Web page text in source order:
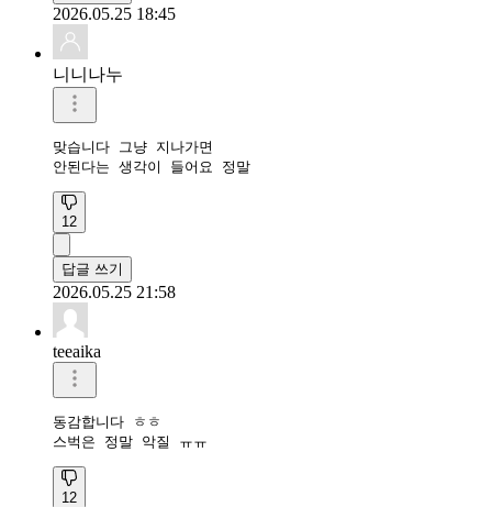
2026.05.25 18:45
니니나누
맞습니다 그냥 지나가면
안된다는 생각이 들어요 정말
12
답글 쓰기
2026.05.25 21:58
teeaika
동감합니다 ㅎㅎ
스벅은 정말 악질 ㅠㅠ
12